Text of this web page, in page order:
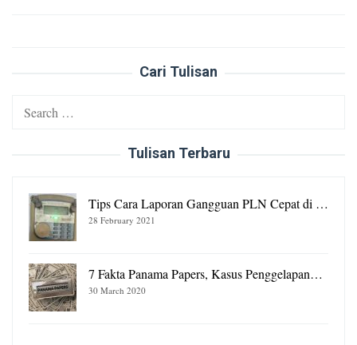
Cari Tulisan
Search
Tulisan Terbaru
Tips Cara Laporan Gangguan PLN Cepat di …
28 February 2021
7 Fakta Panama Papers, Kasus Penggelapan…
30 March 2020